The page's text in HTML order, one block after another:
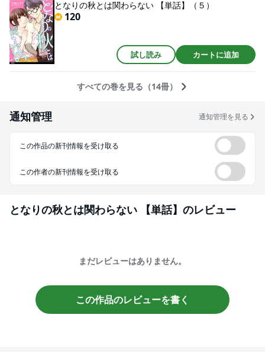
となりの秋とは関わらない 【単話】（５）
120
試し読み カートに追加
すべての巻を見る（14冊）
通知管理 通知管理を見る
この作品の新刊情報を受け取る
この作者の新刊情報を受け取る
となりの秋とは関わらない 【単話】 のレビュー
まだレビューはありません。
この作品のレビューを書く